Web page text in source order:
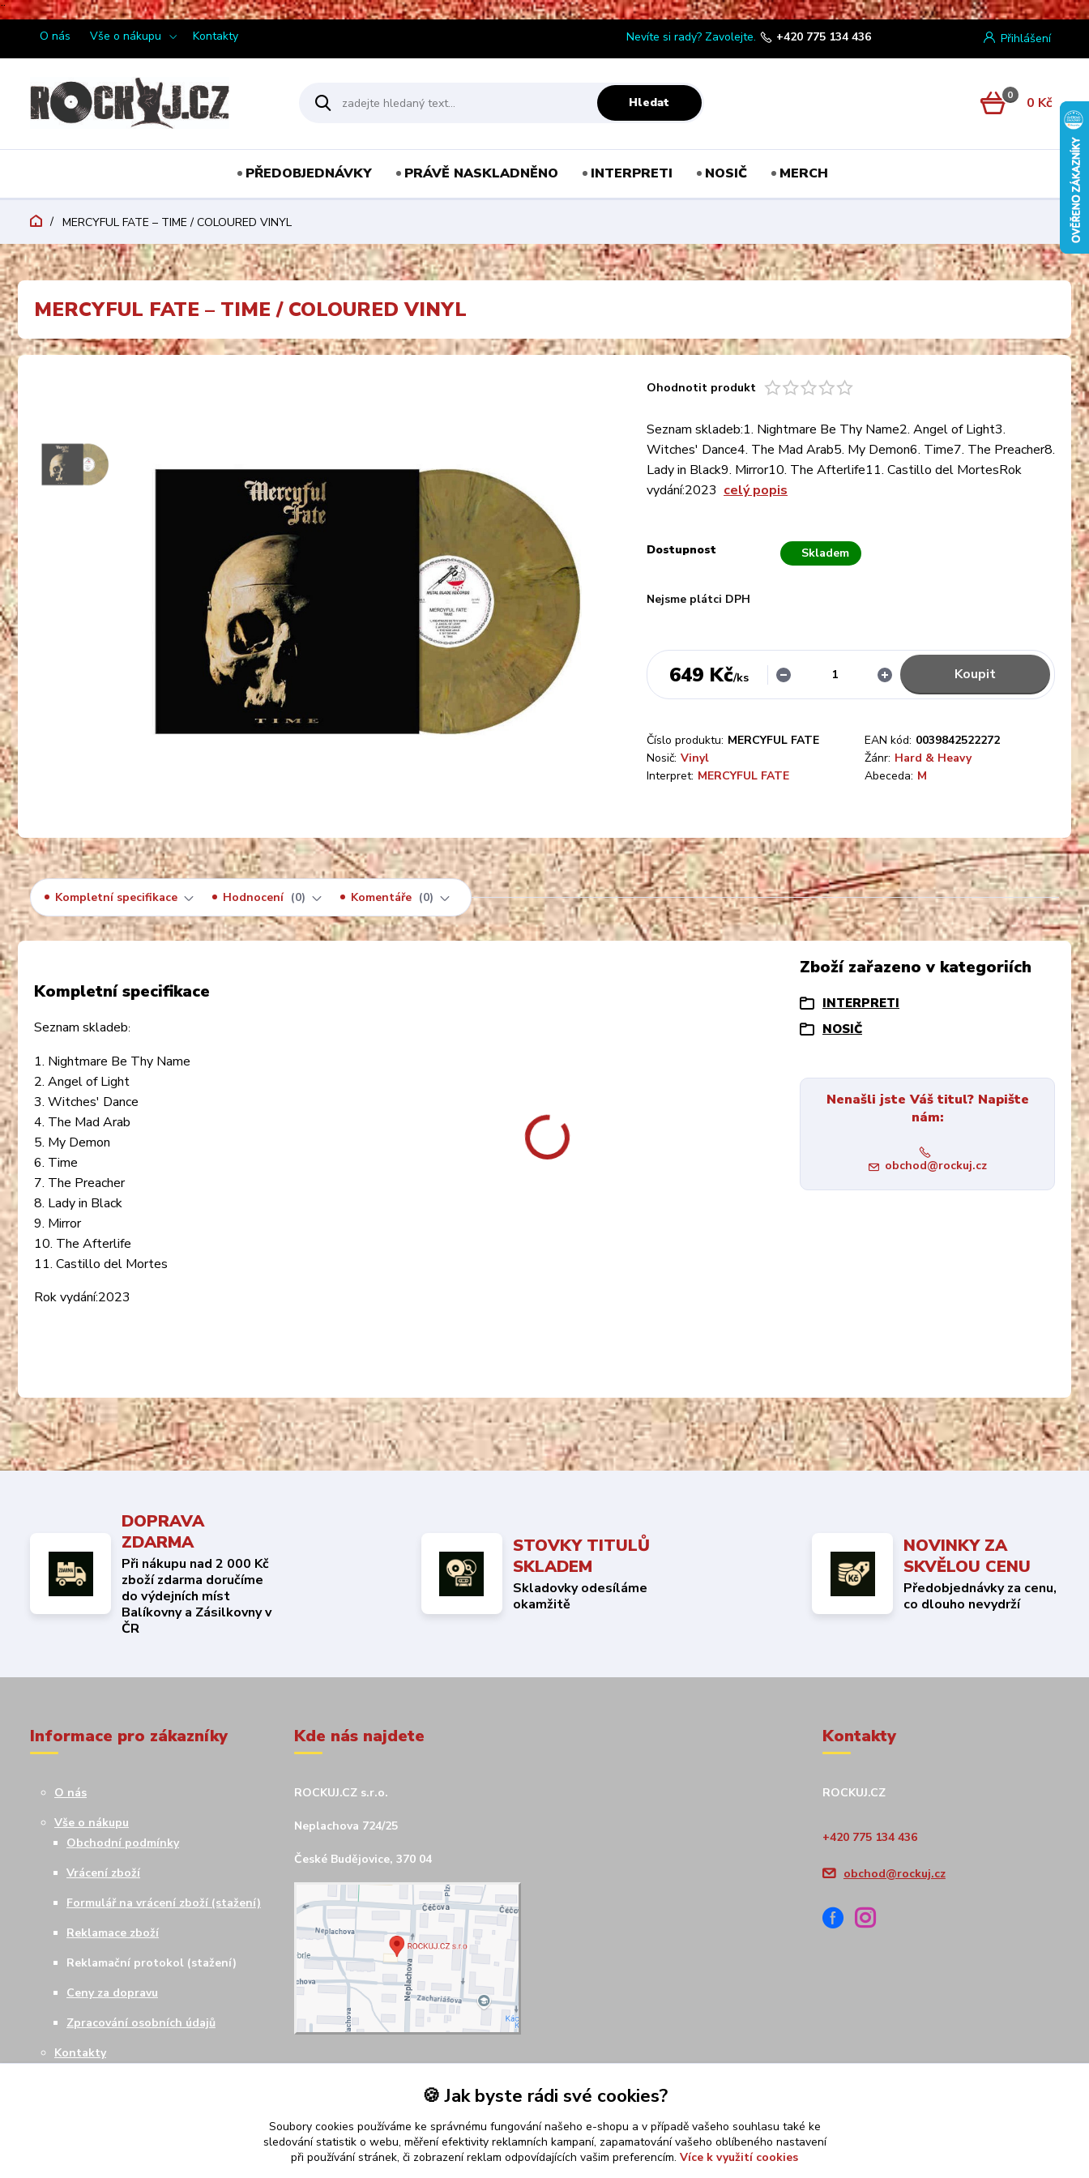
¨
O nás Vše o nákupu Kontakty Přihlášení
Hledat
Nevíte si rady? Zavolejte. +420 775 134 436
0 0 Kč
PŘEDOBJEDNÁVKY PRÁVĚ NASKLADNĚNO INTERPRETI NOSIČ MERCH
MERCYFUL FATE – TIME / COLOURED VINYL
MERCYFUL FATE – TIME / COLOURED VINYL
Ohodnotit produkt
Seznam skladeb:1. Nightmare Be Thy Name2. Angel of Light3.
Witches' Dance4. The Mad Arab5. My Demon6. Time7. The Preacher8.
Lady in Black9. Mirror10. The Afterlife11. Castillo del MortesRok
vydání:2023 celý popis
Dostupnost Skladem
Nejsme plátci DPH
649 Kč/ks Koupit
Číslo produktu: MERCYFUL FATE EAN kód: 0039842522272
Nosič: Vinyl Žánr: Hard & Heavy
Interpret: MERCYFUL FATE Abeceda: M
Kompletní specifikace Hodnocení 0 Komentáře 0
Kompletní specifikace
Seznam skladeb:
1. Nightmare Be Thy Name
2. Angel of Light
3. Witches' Dance
4. The Mad Arab
5. My Demon
6. Time
7. The Preacher
8. Lady in Black
9. Mirror
10. The Afterlife
11. Castillo del Mortes
Rok vydání:2023
Zboží zařazeno v kategoriích
INTERPRETI
NOSIČ
Nenašli jste Váš titul? Napište
nám:
obchod@rockuj.cz
DOPRAVA
ZDARMA
Při nákupu nad 2 000 Kč
zboží zdarma doručíme
do výdejních míst
Balíkovny a Zásilkovny v
ČR
STOVKY TITULŮ
SKLADEM
Skladovky odesíláme
okamžitě
NOVINKY ZA
SKVĚLOU CENU
Předobjednávky za cenu,
co dlouho nevydrží
Informace pro zákazníky
O nás
Vše o nákupu
Obchodní podmínky
Vrácení zboží
Formulář na vrácení zboží (stažení)
Reklamace zboží
Reklamační protokol (stažení)
Ceny za dopravu
Zpracování osobních údajů
Kontakty
Kde nás najdete
ROCKUJ.CZ s.r.o.
Neplachova 724/25
České Budějovice, 370 04
Kontakty
ROCKUJ.CZ
+420 775 134 436
obchod@rockuj.cz
🍪 Jak byste rádi své cookies?
Soubory cookies používáme ke správnému fungování našeho e-shopu a v případě vašeho souhlasu také ke
sledování statistik o webu, měření efektivity reklamních kampaní, zapamatování vašeho oblíbeného nastavení
při používání stránek, či zobrazení reklam odpovídajících vašim preferencím. Více k využití cookies